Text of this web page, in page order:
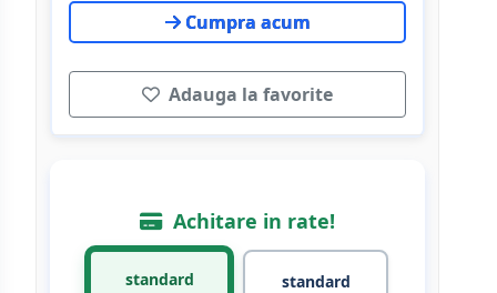
Cumpra acum
Adauga la favorite
Achitare in rate!
standard standard